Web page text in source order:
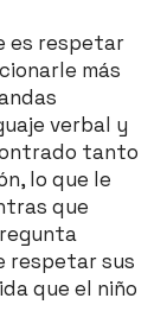
es respetar
más
verbal y
tanto
lo que le
que
respetar sus
que el niño